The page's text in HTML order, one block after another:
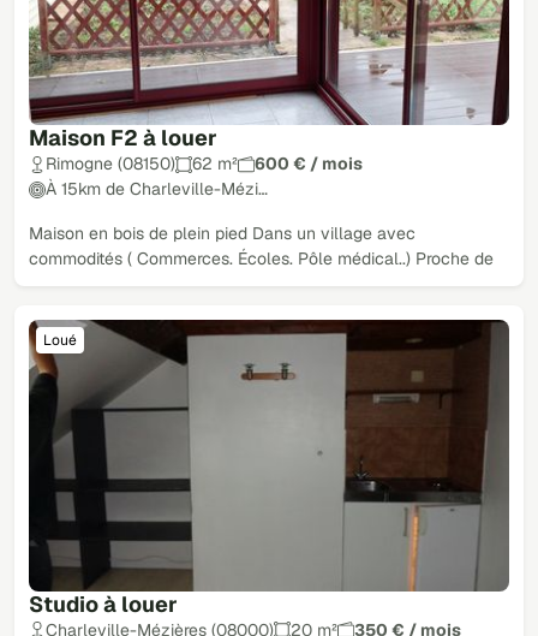
Maison F2 à louer
Rimogne (08150) 62 m²
600 € / mois
À 15km de Charleville-Mézi…
Maison en bois de plein pied Dans un village avec
commodités ( Commerces. Écoles. Pôle médical..) Proche de
Studio à louer
Loué
Charleville-Mézières (08000) 20 m² 350 € / mois